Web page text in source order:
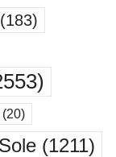
(183)
(20)
(1211)